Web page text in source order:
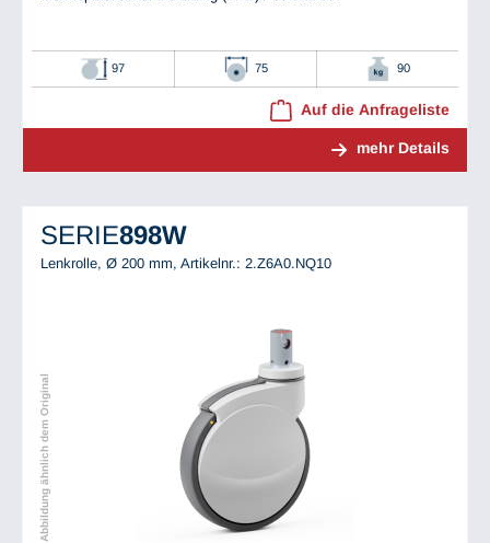
97 75 90
Auf die Anfrageliste
mehr Details
SERIE898W
Lenkrolle, Ø 200 mm, Artikelnr.: 2.Z6A0.NQ10
Abbildung ähnlich dem Original